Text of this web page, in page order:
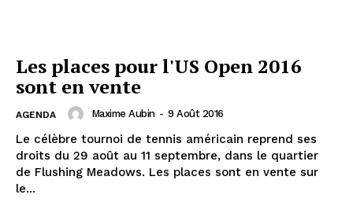
Les places pour l'US Open 2016
sont en vente
AGENDA Maxime Aubin - 9 Août 2016
Le célèbre tournoi de tennis américain reprend ses
droits du 29 août au 11 septembre, dans le quartier
de Flushing Meadows. Les places sont en vente sur
le...